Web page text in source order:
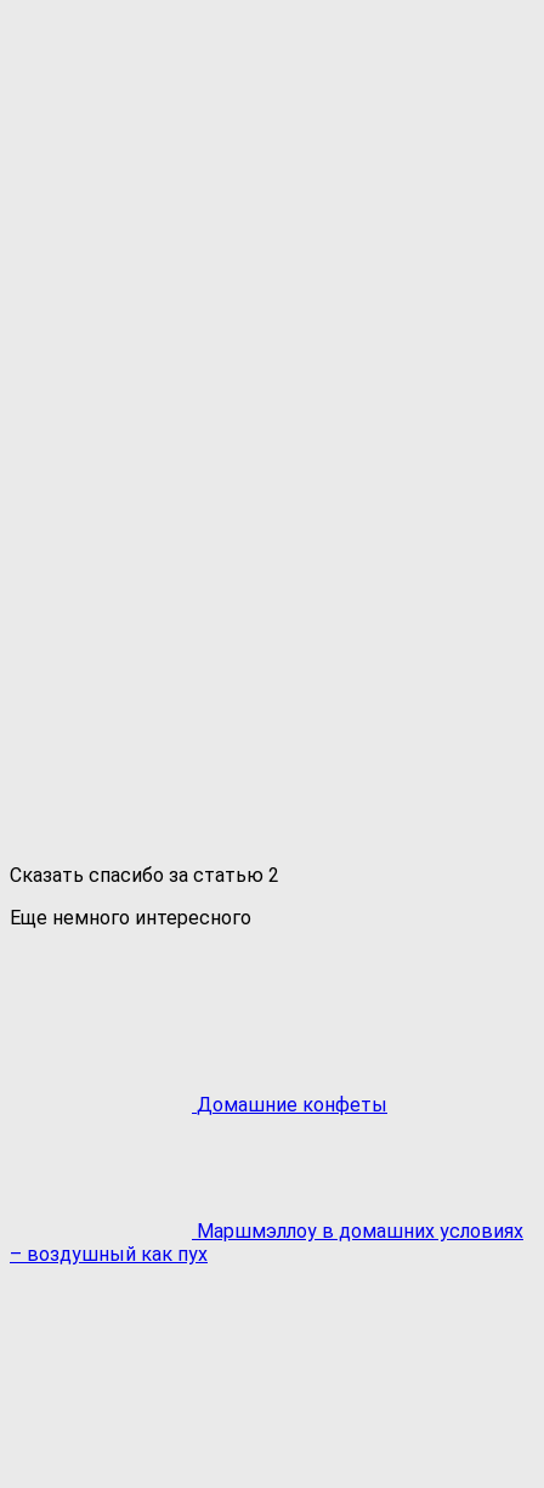
Сказать спасибо за статью 2
Еще немного интересного
Домашние конфеты
Маршмэллоу в домашних условиях
– воздушный как пух